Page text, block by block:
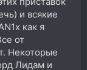
и всякие
как я
от
Некоторые
Лидам и